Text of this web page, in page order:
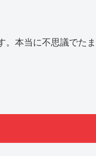
。本当に不思議でたま